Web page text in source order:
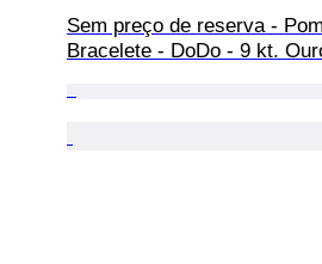
Sem preço de reserva -
Bracelete - DoDo - 9 kt.